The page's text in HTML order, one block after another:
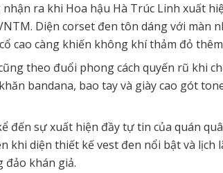
ra khi Hoa hậu Hà Trúc Linh xuất
Diện corset đen tôn dáng với màn
cao càng khiến không khí thảm đỏ
theo đuổi phong cách quyến rũ khi
bandana, bao tay và giày cao gót
đến sự xuất hiện đầy tự tin của quán
khi diện thiết kế vest đen nổi bật và lịch
đảo khán giả.